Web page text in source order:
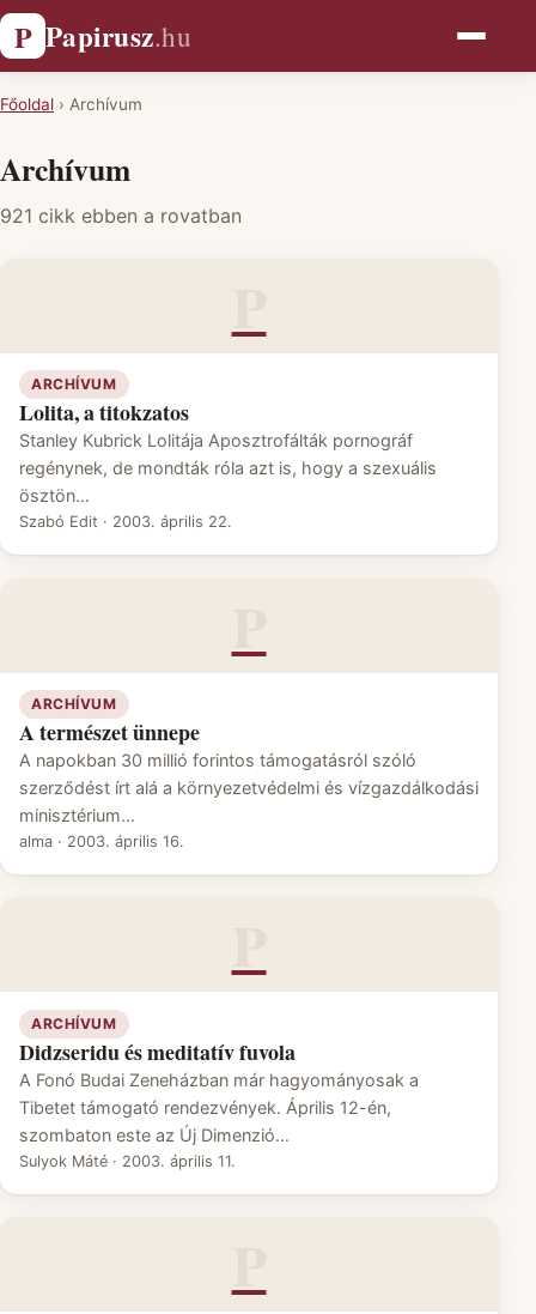
P Papirusz.hu
Főoldal › Archívum
Archívum
921 cikk ebben a rovatban
ARCHÍVUM
Lolita, a titokzatos
Stanley Kubrick Lolitája Aposztrofálták pornográf
regénynek, de mondták róla azt is, hogy a szexuális
ösztön…
Szabó Edit · 2003. április 22.
ARCHÍVUM
A természet ünnepe
A napokban 30 millió forintos támogatásról szóló
szerződést írt alá a környezetvédelmi és vízgazdálkodási
minisztérium…
alma · 2003. április 16.
ARCHÍVUM
Didzseridu és meditatív fuvola
A Fonó Budai Zeneházban már hagyományosak a
Tibetet támogató rendezvények. Április 12-én,
szombaton este az Új Dimenzió…
Sulyok Máté · 2003. április 11.